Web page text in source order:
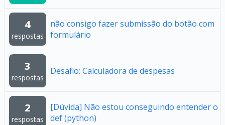
4
respostas
não consigo fazer submissão do botão com
formulário
3
respostas
Desafio: Calculadora de despesas
2
respostas
[Dúvida] Não estou conseguindo entender o
def (python)